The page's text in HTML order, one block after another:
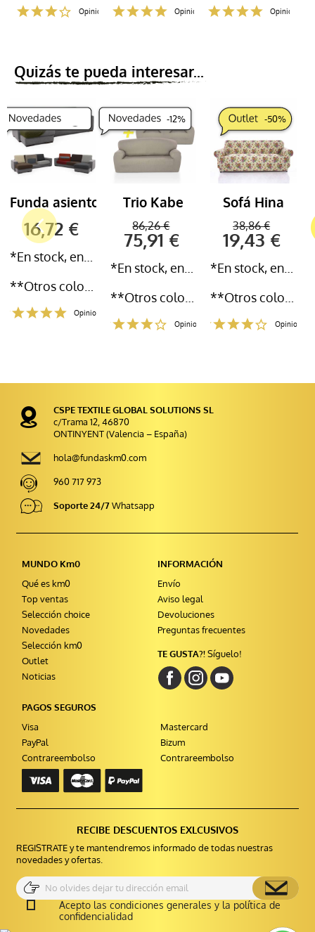
Opiniones Opiniones Opiniones
Quizás te pueda interesar...
Funda asiento respaldo
16,72 €
Opiniones
-12%
Trio Kabe
86,26 €
75,91 €
*En stock, entrega inmediata 24-72h
Opiniones
-50%
Sofá Hina
38,86 €
19,43 €
Opiniones
CSPE TEXTILE GLOBAL SOLUTIONS SL
c/Trama 12, 46870
ONTINYENT (Valencia – España)
hola@fundaskm0.com
960 717 973
Soporte 24/7Whatsapp
MUNDO Km0
Qué es km0
Top ventas
Selección choice
Novedades
Selección km0
Outlet
Noticias
INFORMACIÓN
Envío
Aviso legal
Devoluciones
Preguntas frecuentes
TE GUSTA?!Síguelo!
PAGOS SEGUROS
Visa
Mastercard
PayPal
Bizum
Contrareembolso
Contrareembolso
RECIBE DESCUENTOS EXLCUSIVOS
REGISTRATE y te mantendremos informado de todas nuestras
novedades y ofertas.
Acepto las condiciones generales y la política de
confidencialidad